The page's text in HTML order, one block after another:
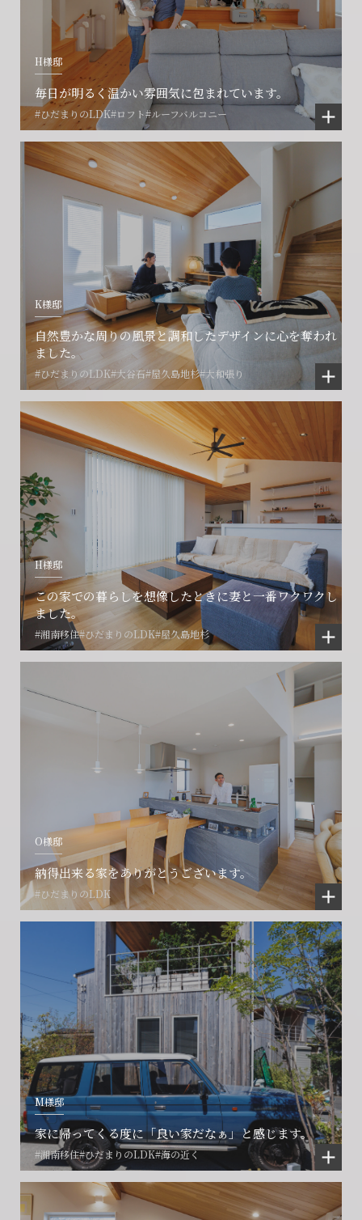
H様邸
毎日が明るく温かい雰囲気に包まれています。
#ひだまりのLDK#ロフト#ルーフバルコニー
K様邸
自然豊かな周りの風景と調和したデザインに心を奪われ
ました。
#ひだまりのLDK#大谷石#屋久島地杉#大和張り
H様邸
この家での暮らしを想像したときに妻と一番ワクワクし
ました。
#湘南移住#ひだまりのLDK#屋久島地杉
O様邸
納得出来る家をありがとうございます。
#ひだまりのLDK
M様邸
家に帰ってくる度に「良い家だなぁ」と感じます。
#湘南移住#ひだまりのLDK#海の近く
会社に関することや物件についての
ご相談はこちら
フォームからのお問い合わせ
CONTACT
お電話でのお問い合わせ
0466-24-2478
営業時間9:30~18:30 水曜定休
閉じる
賃貸物件入居者様の
お困りごとのご相談はこちら
解約のお申し込み
CONTACT
プロコール24ご利用の方
0120-073-386
閉じる
土地の活用・賃貸経営に関する
ご相談はこちら
フォームからのお問い合わせ
CONTACT
賃貸管理事業部へのお問い合わせ
0466-24-2478
営業時間9:30~18:30 水曜定休
閉じる